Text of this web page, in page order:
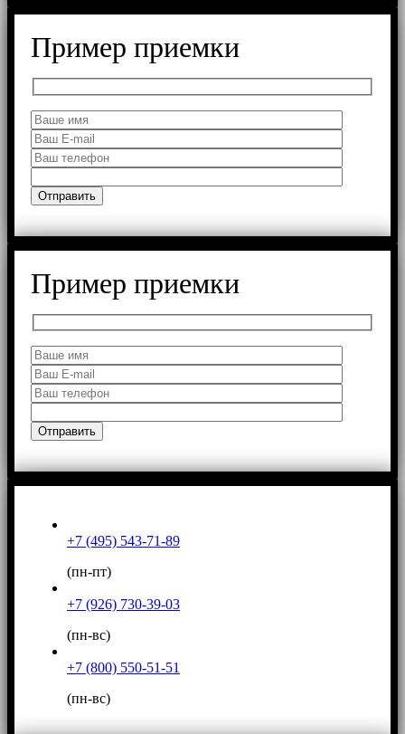
Пример приемки
Пример приемки
+7 (495) 543-71-89
(пн-пт)
+7 (926) 730-39-03
(пн-вс)
+7 (800) 550-51-51
(пн-вс)